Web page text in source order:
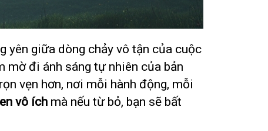
yên giữa dòng chảy vô tận của cuộc
mờ đi ánh sáng tự nhiên của bản
vẹn hơn, nơi mỗi hành động, mỗi
vô ích mà nếu từ bỏ, bạn sẽ bất